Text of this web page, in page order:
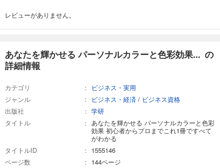
レビューがありません。
あなたを輝かせる パーソナルカラーと色彩効果... の
詳細情報
カテゴリ
ビジネス・実用
ジャンル
ビジネス・経済 / ビジネス資格
出版社
学研
タイトル
あなたを輝かせる パーソナルカラーと色彩
効果 初心者からプロまでこれ1冊ですべて
がわかる
タイトルID
1555146
ページ数
144ページ